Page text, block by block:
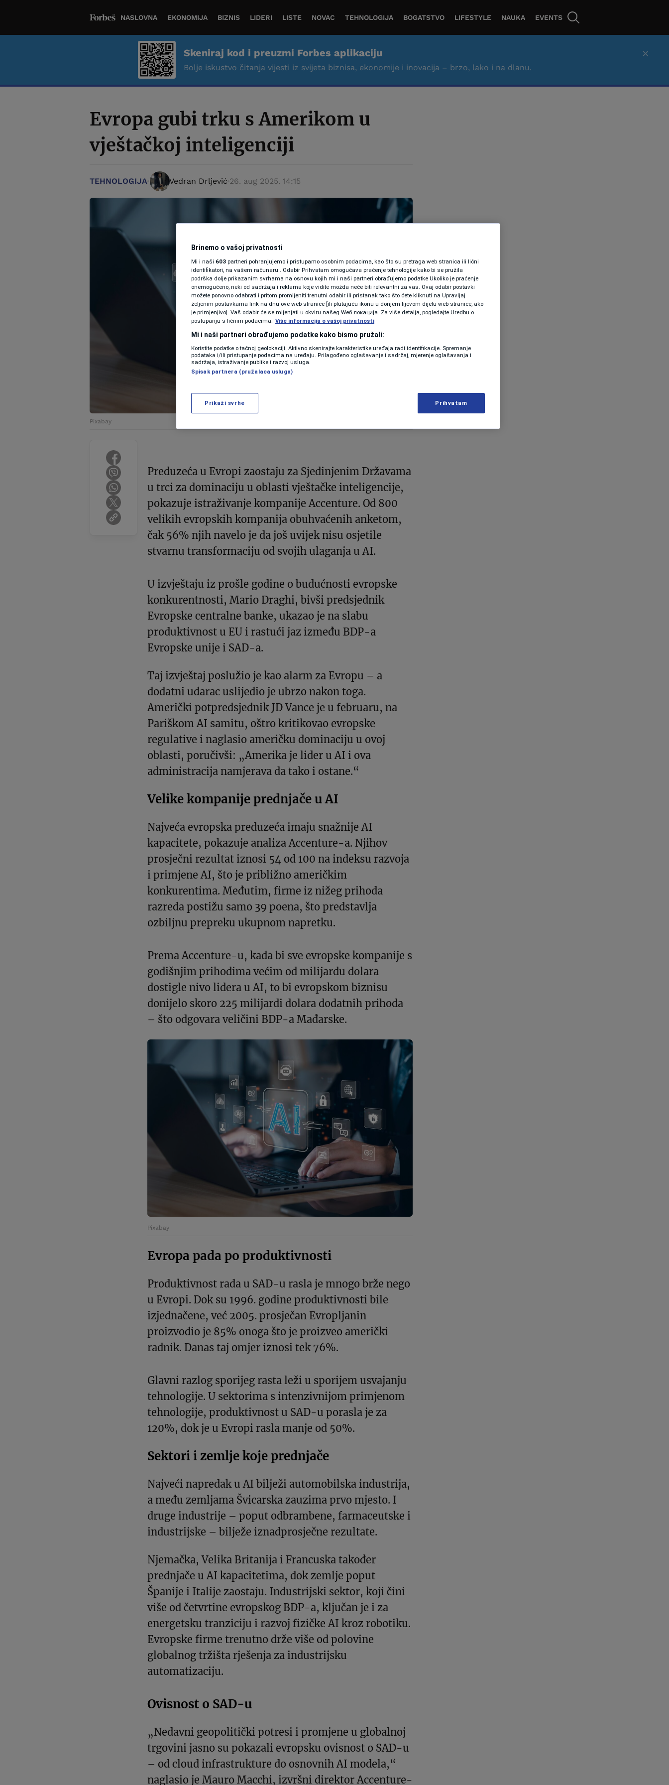
NASLOVNA EKONOMIJA BIZNIS LIDERI LISTE NOVAC TEHNOLOGIJA BOGATSTVO LIFESTYLE NAUKA EVENTS
Skeniraj kod i preuzmi Forbes aplikaciju
Bolje iskustvo čitanja vijesti iz svijeta biznisa, ekonomije i inovacija – brzo, lako i na dlanu.
×
Evropa gubi trku s Amerikom u
vještačkoj inteligenciji
TEHNOLOGIJA Vedran Drljević 26. aug 2025. 14:15
Pixabay
Preduzeća u Evropi zaostaju za Sjedinjenim Državama
u trci za dominaciju u oblasti vještačke inteligencije,
pokazuje istraživanje kompanije Accenture. Od 800
velikih evropskih kompanija obuhvaćenih anketom,
čak 56% njih navelo je da još uvijek nisu osjetile
stvarnu transformaciju od svojih ulaganja u AI.
U izvještaju iz prošle godine o budućnosti evropske
konkurentnosti, Mario Draghi, bivši predsjednik
Evropske centralne banke, ukazao je na slabu
produktivnost u EU i rastući jaz između BDP-a
Evropske unije i SAD-a.
Taj izvještaj poslužio je kao alarm za Evropu – a
dodatni udarac uslijedio je ubrzo nakon toga.
Američki potpredsjednik JD Vance je u februaru, na
Pariškom AI samitu, oštro kritikovao evropske
regulative i naglasio američku dominaciju u ovoj
oblasti, poručivši: „Amerika je lider u AI i ova
administracija namjerava da tako i ostane.“
Velike kompanije prednjače u AI
Najveća evropska preduzeća imaju snažnije AI
kapacitete, pokazuje analiza Accenture-a. Njihov
prosječni rezultat iznosi 54 od 100 na indeksu razvoja
i primjene AI, što je približno američkim
konkurentima. Međutim, firme iz nižeg prihoda
razreda postižu samo 39 poena, što predstavlja
ozbiljnu prepreku ukupnom napretku.
Prema Accenture-u, kada bi sve evropske kompanije s
godišnjim prihodima većim od milijardu dolara
dostigle nivo lidera u AI, to bi evropskom biznisu
donijelo skoro 225 milijardi dolara dodatnih prihoda
– što odgovara veličini BDP-a Mađarske.
Pixabay
Evropa pada po produktivnosti
Produktivnost rada u SAD-u rasla je mnogo brže nego
u Evropi. Dok su 1996. godine produktivnosti bile
izjednačene, već 2005. prosječan Evropljanin
proizvodio je 85% onoga što je proizveo američki
radnik. Danas taj omjer iznosi tek 76%.
Glavni razlog sporijeg rasta leži u sporijem usvajanju
tehnologije. U sektorima s intenzivnijom primjenom
tehnologije, produktivnost u SAD-u porasla je za
120%, dok je u Evropi rasla manje od 50%.
Sektori i zemlje koje prednjače
Najveći napredak u AI bilježi automobilska industrija,
a među zemljama Švicarska zauzima prvo mjesto. I
druge industrije – poput odbrambene, farmaceutske i
industrijske – bilježe iznadprosječne rezultate.
Njemačka, Velika Britanija i Francuska također
prednjače u AI kapacitetima, dok zemlje poput
Španije i Italije zaostaju. Industrijski sektor, koji čini
više od četvrtine evropskog BDP-a, ključan je i za
energetsku tranziciju i razvoj fizičke AI kroz robotiku.
Evropske firme trenutno drže više od polovine
globalnog tržišta rješenja za industrijsku
automatizaciju.
Ovisnost o SAD-u
„Nedavni geopolitički potresi i promjene u globalnoj
trgovini jasno su pokazali evropsku ovisnost o SAD-u
– od cloud infrastrukture do osnovnih AI modela,“
naglasio je Mauro Macchi, izvršni direktor Accenture-
Brinemo o vašoj privatnosti
Mi i naši 603 partneri pohranjujemo i pristupamo osobnim podacima, kao što su pretraga web stranica ili lični
identifikatori, na vašem računaru . Odabir Prihvatam omogućava praćenje tehnologije kako bi se pružila
podrška dolje prikazanim svrhama na osnovu kojih mi i naši partneri obrađujemo podatke Ukoliko je praćenje
onemogućeno, neki od sadržaja i reklama koje vidite možda neće biti relevantni za vas. Ovaj odabir postavki
možete ponovno odabrati i pritom promijeniti trenutni odabir ili pristanak tako što ćete kliknuti na Upravljaj
željenim postavkama link na dnu ove web stranice [ili plutajuću ikonu u donjem lijevom dijelu web stranice, ako
je primjenjivo]. Vaš odabir će se mijenjati u okviru našeg Wеб локација. Za više detalja, pogledajte Uredbu o
postupanju s ličnim podacima. Više informacija o vašoj privatnosti
Mi i naši partneri obrađujemo podatke kako bismo pružali:
Koristite podatke o tačnoj geolokaciji. Aktivno skenirajte karakteristike uređaja radi identifikacije. Spremanje
podataka i/ili pristupanje podacima na uređaju. Prilagođeno oglašavanje i sadržaj, mjerenje oglašavanja i
sadržaja, istraživanje publike i razvoj usluga.
Spisak partnera (pružalaca usluga)
Prikaži svrhe Prihvatam